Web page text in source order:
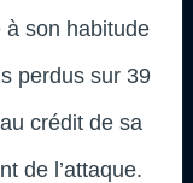
à son habitude
perdus sur 39
crédit de sa
de l’attaque.